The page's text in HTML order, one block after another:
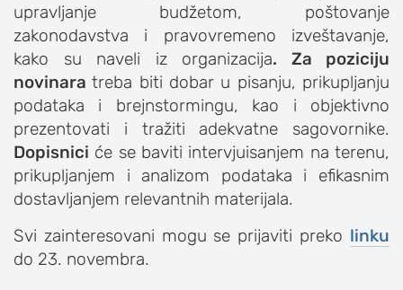
o nama
impresum
kontakt
upravljanje budžetom, poštovanje
zakonodavstva i pravovremeno izveštavanje,
kako su naveli iz organizacija. Za poziciju
novinaratreba biti dobar u pisanju, prikupljanju
podataka i brejnstormingu, kao i objektivno
prezentovati i tražiti adekvatne sagovornike.
Dopisnici će se baviti intervjuisanjem na terenu,
prikupljanjem i analizom podataka i efikasnim
dostavljanjem relevantnih materijala.
Svi zainteresovani mogu se prijaviti preko linku
do 23. novembra.